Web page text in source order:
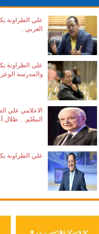
علي الطراونة
العربي ..
علي الطراونة
والمدرسة
الاعلامي علي
المعّلم… طلال
علي الطراونة